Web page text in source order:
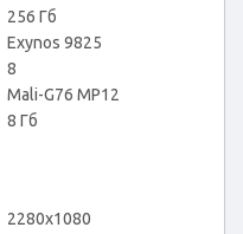
256 Гб
Exynos 9825
8
Mali-G76 MP12
8 Гб
2280x1080